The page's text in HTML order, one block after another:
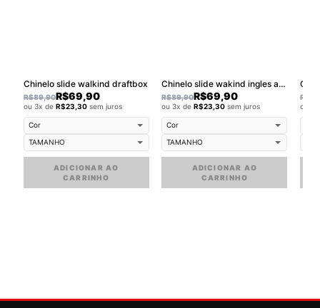
Chinelo slide walkind draftbox
R$89,90R$69,90
ou 3x de R$23,30sem juros
ADICIONAR AO
CARRINHO
Chinelo slide wakind ingles antigo
R$89,90R$69,90
ou 3x deR$23,30 sem juros
ADICIONAR AO
CARRINHO
R$
ou